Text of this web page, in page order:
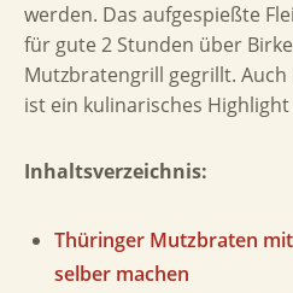
werden. Das aufgespießte
für gute 2 Stunden über
Mutzbratengrill gegrillt.
ist ein kulinarisches
Inhaltsverzeichnis:
Thüringer Mutzbraten
selber machen